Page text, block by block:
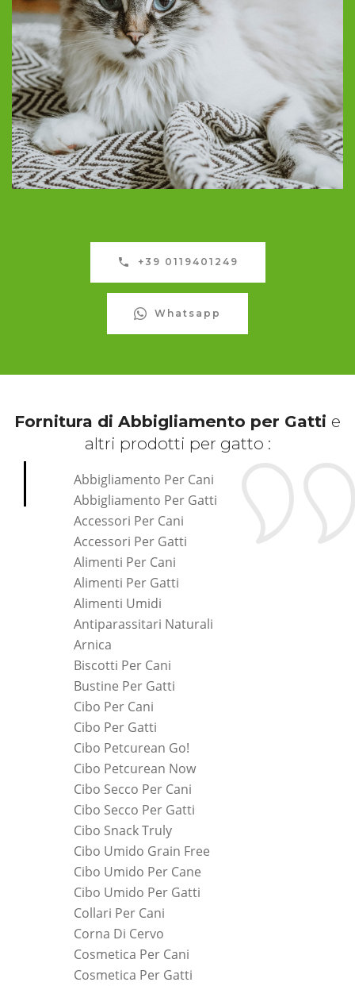
+39 0119401249
Whatsapp
Fornitura di Abbigliamento per Gatti e
altri prodotti per gatto :
Abbigliamento Per Cani
Abbigliamento Per Gatti
Accessori Per Cani
Accessori Per Gatti
Alimenti Per Cani
Alimenti Per Gatti
Alimenti Umidi
Antiparassitari Naturali
Arnica
Biscotti Per Cani
Bustine Per Gatti
Cibo Per Cani
Cibo Per Gatti
Cibo Petcurean Go!
Cibo Petcurean Now
Cibo Secco Per Cani
Cibo Secco Per Gatti
Cibo Snack Truly
Cibo Umido Grain Free
Cibo Umido Per Cane
Cibo Umido Per Gatti
Collari Per Cani
Corna Di Cervo
Cosmetica Per Cani
Cosmetica Per Gatti